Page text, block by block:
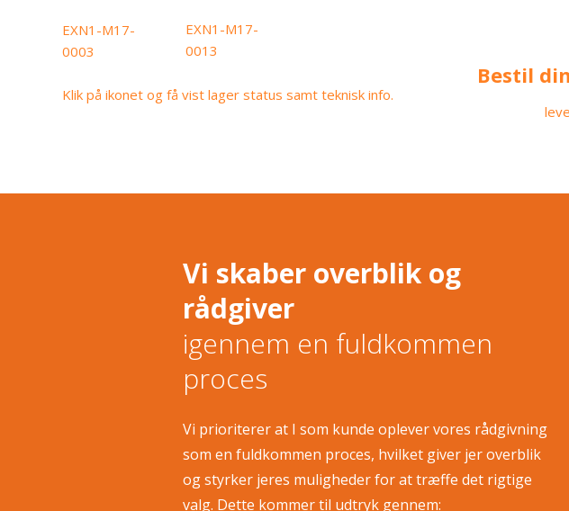
EXN1-M17-
0003
EXN1-M17-
0013
Klik på ikonet og få vist lager status samt teknisk info.​
Bestil
Vi skaber overblik og
rådgiver
​igennem en fuldkommen
proces
Vi prioriterer at ​I som kunde oplever vores rådgivning
som en fuldkommen proces, hvilket giver jer overblik
og styrker jeres muligheder for at træffe det rigtige
valg. Dette kommer til udtryk gennem: